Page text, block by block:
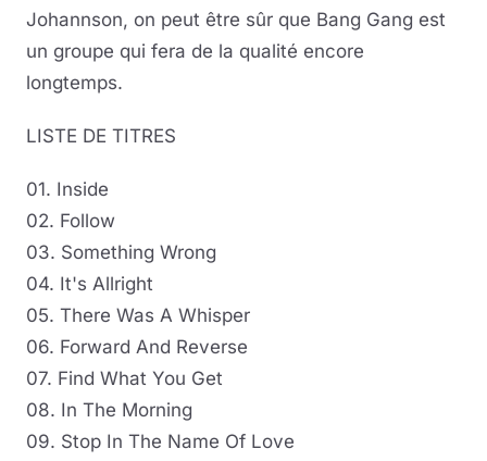
Johannson, on peut être sûr que Bang Gang est
un groupe qui fera de la qualité encore
longtemps.
LISTE DE TITRES
01. Inside
02. Follow
03. Something Wrong
04. It's Allright
05. There Was A Whisper
06. Forward And Reverse
07. Find What You Get
08. In The Morning
09. Stop In The Name Of Love